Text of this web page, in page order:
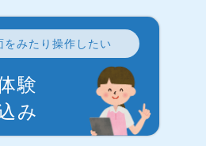
をみたり操作したい
験
み